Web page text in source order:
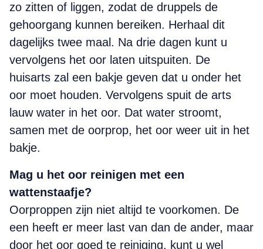
zo zitten of liggen, zodat de druppels de
gehoorgang kunnen bereiken. Herhaal dit
dagelijks twee maal. Na drie dagen kunt u
vervolgens het oor laten uitspuiten. De
huisarts zal een bakje geven dat u onder het
oor moet houden. Vervolgens spuit de arts
lauw water in het oor. Dat water stroomt,
samen met de oorprop, het oor weer uit in het
bakje.
Mag u het oor reinigen met een
wattenstaafje?
Oorproppen zijn niet altijd te voorkomen. De
een heeft er meer last van dan de ander, maar
door het oor goed te reiniging, kunt u wel